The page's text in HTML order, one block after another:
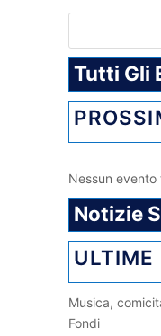
Tutti Gli
Nessun evento
Notizie
ULTIME
Musica,
Fondi